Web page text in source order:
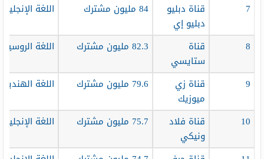
7
قناة دبليو
دبليو إي
84 مليون مشترك اللغة
8
قناة
ستايسي
82.3 مليون مشترك اللغة الروسية
9
قناة زي
ميوزيك
79.6 مليون مشترك اللغة الهندية
10
قناة فلاد
ونيكي
75.7 مليون مشترك اللغة